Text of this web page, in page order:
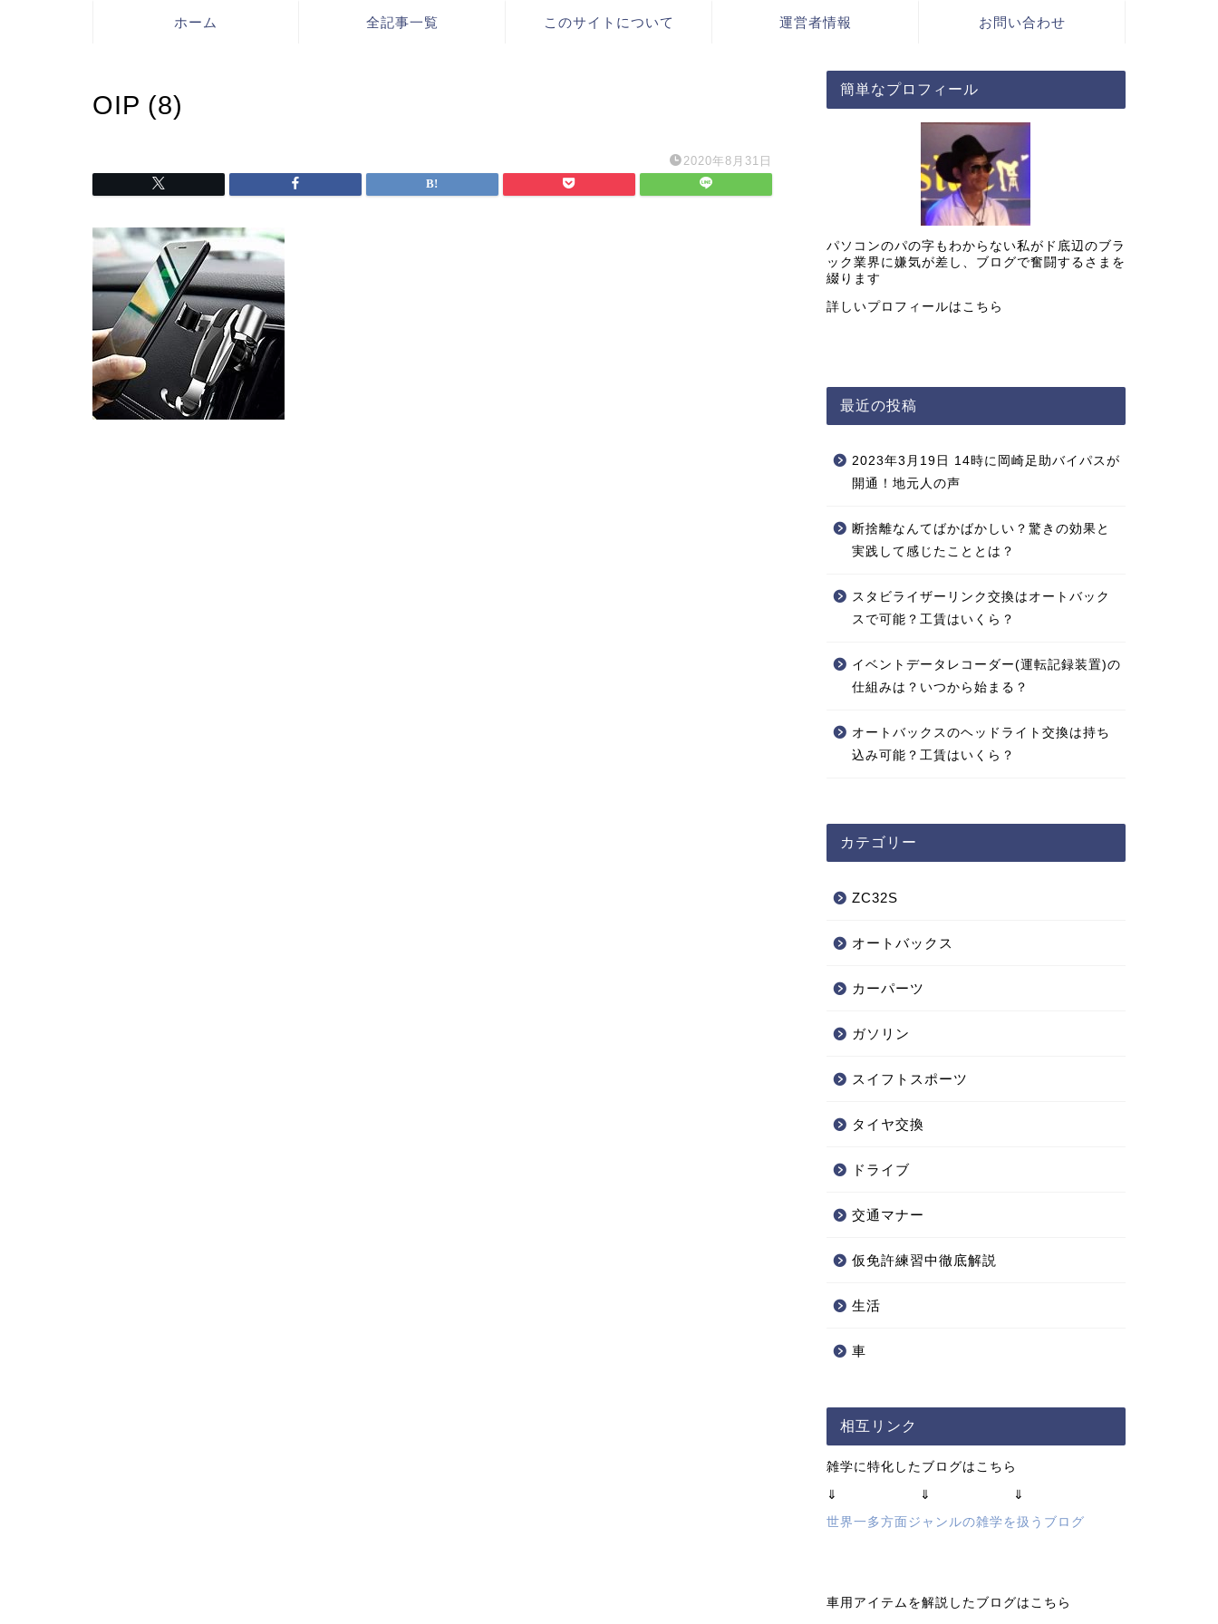
ホーム 全記事一覧 このサイトについて 運営者情報 お問い合わせ
OIP (8)
2020年8月31日
簡単なプロフィール
パソコンのパの字もわからない私がド底辺のブラ
ック業界に嫌気が差し、ブログで奮闘するさまを
綴ります
詳しいプロフィールは こちら
最近の投稿
2023年3月19日 14時に岡崎足助バイパスが
開通！地元人の声
断捨離なんてばかばかしい？驚きの効果と
実践して感じたこととは？
スタビライザーリンク交換はオートバック
スで可能？工賃はいくら？
イベントデータレコーダー(運転記録装置)の
仕組みは？いつから始まる？
オートバックスのヘッドライト交換は持ち
込み可能？工賃はいくら？
カテゴリー
ZC32S
オートバックス
カーパーツ
ガソリン
スイフトスポーツ
タイヤ交換
ドライブ
交通マナー
仮免許練習中徹底解説
生活
車
相互リンク
雑学に特化したブログはこちら
⇓ ⇓ ⇓
世界一多方面ジャンルの雑学を扱うブログ
車用アイテムを解説したブログはこちら